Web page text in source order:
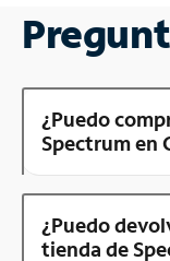
¿Puedo
Spectrum en
¿Puedo
tienda de